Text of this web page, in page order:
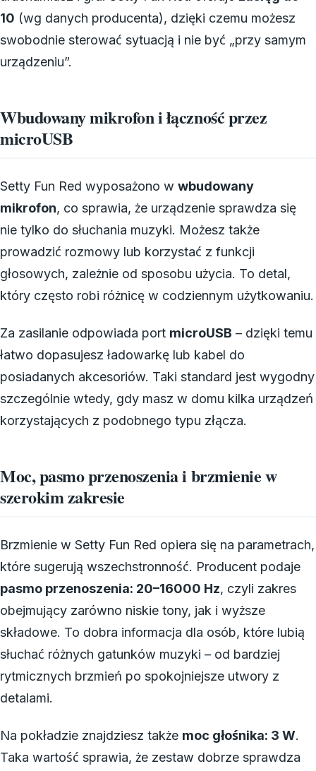
10 (wg danych producenta), dzięki czemu możesz
swobodnie sterować sytuacją i nie być „przy samym
urządzeniu”.
Wbudowany mikrofon i łączność przez
microUSB
Setty Fun Red wyposażono w wbudowany
mikrofon, co sprawia, że urządzenie sprawdza się
nie tylko do słuchania muzyki. Możesz także
prowadzić rozmowy lub korzystać z funkcji
głosowych, zależnie od sposobu użycia. To detal,
który często robi różnicę w codziennym użytkowaniu.
Za zasilanie odpowiada port microUSB – dzięki temu
łatwo dopasujesz ładowarkę lub kabel do
posiadanych akcesoriów. Taki standard jest wygodny
szczególnie wtedy, gdy masz w domu kilka urządzeń
korzystających z podobnego typu złącza.
Moc, pasmo przenoszenia i brzmienie w
szerokim zakresie
Brzmienie w Setty Fun Red opiera się na parametrach,
które sugerują wszechstronność. Producent podaje
pasmo przenoszenia: 20–16000 Hz, czyli zakres
obejmujący zarówno niskie tony, jak i wyższe
składowe. To dobra informacja dla osób, które lubią
słuchać różnych gatunków muzyki – od bardziej
rytmicznych brzmień po spokojniejsze utwory z
detalami.
Na pokładzie znajdziesz także moc głośnika: 3 W.
Taka wartość sprawia, że zestaw dobrze sprawdza